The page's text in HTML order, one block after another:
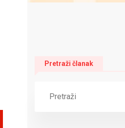
Pretraži članak